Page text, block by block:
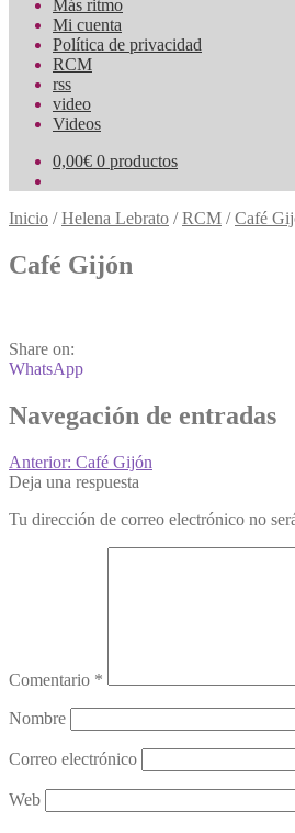
Más ritmo
Mi cuenta
Política de privacidad
RCM
rss
video
Videos
0,00€ 0 productos
Inicio /Helena Lebrato /RCM /Café
Café Gijón
Share on:
WhatsApp
Navegación de entradas
Anterior: Café Gijón
Deja una respuesta
Tu dirección de correo electrónico no
Comentario *
Nombre
Correo electrónico
Web